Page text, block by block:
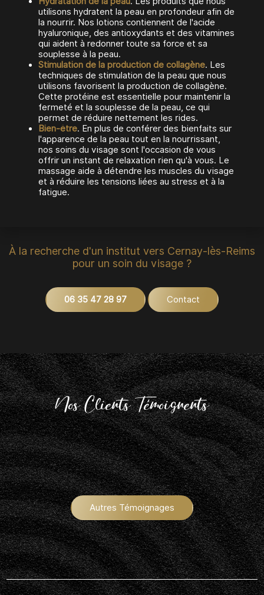
utilisons hydratent la peau en profondeur afin de
la nourrir. Nos lotions contiennent de l'acide
hyaluronique, des antioxydants et des vitamines
qui aident à redonner toute sa force et sa
souplesse à la peau.
Stimulation de la production de collagène. Les
techniques de stimulation de la peau que nous
utilisons favorisent la production de collagène.
Cette protéine est essentielle pour maintenir la
fermeté et la souplesse de la peau, ce qui
permet de réduire nettement les rides.
Bien-être. En plus de conférer des bienfaits sur
l'apparence de la peau tout en la nourrissant,
nos soins du visage sont l'occasion de vous
offrir un instant de relaxation rien qu'à vous. Le
massage aide à détendre les muscles du visage
et à réduire les tensions liées au stress et à la
fatigue.
À la recherche d'un institut vers Cernay-lès-Reims
pour un soin du visage ?
06 35 47 28 97 Contact
Nos Clients Témoignents
Autres Témoignages